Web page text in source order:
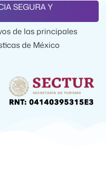
SEGURA Y
de las principales
de México